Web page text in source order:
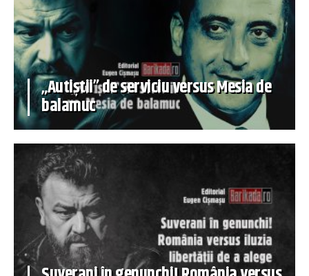
„Autiștii” de serviciu versus Mesia de
balamuc